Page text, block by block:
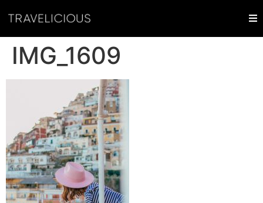
IMG_1609